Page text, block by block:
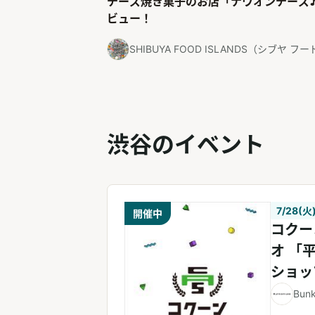
ビュー！
SHIBUYA FOOD ISLANDS（シブヤ フー
渋谷のイベント
開催中 7/28(火
コク
オ 「
ショ